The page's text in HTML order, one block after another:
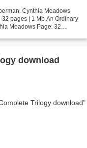
Cynthia Meadows
pages | 1 Mb An Ordinary
Meadows Page: 32
download